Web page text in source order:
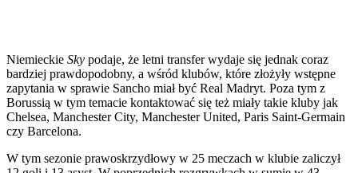
Niemieckie Sky podaje, że letni transfer wydaje się jednak coraz
bardziej prawdopodobny, a wśród klubów, które złożyły wstępne
zapytania w sprawie Sancho miał być Real Madryt. Poza tym z
Borussią w tym temacie kontaktować się też miały takie kluby jak
Chelsea, Manchester City, Manchester United, Paris Saint-Germain
czy Barcelona.
W tym sezonie prawoskrzydłowy w 25 meczach w klubie zaliczył